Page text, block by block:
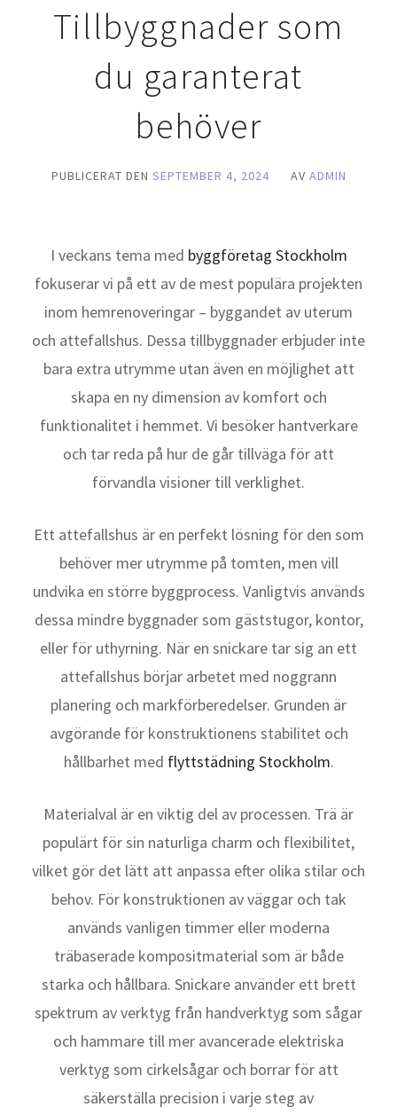
Tillbyggnader som
du garanterat
behöver
PUBLICERAT DEN SEPTEMBER 4, 2024 AV ADMIN
I veckans tema med byggföretag Stockholm
fokuserar vi på ett av de mest populära projekten
inom hemrenoveringar – byggandet av uterum
och attefallshus. Dessa tillbyggnader erbjuder inte
bara extra utrymme utan även en möjlighet att
skapa en ny dimension av komfort och
funktionalitet i hemmet. Vi besöker hantverkare
och tar reda på hur de går tillväga för att
förvandla visioner till verklighet.
Ett attefallshus är en perfekt lösning för den som
behöver mer utrymme på tomten, men vill
undvika en större byggprocess. Vanligtvis används
dessa mindre byggnader som gäststugor, kontor,
eller för uthyrning. När en snickare tar sig an ett
attefallshus börjar arbetet med noggrann
planering och markförberedelser. Grunden är
avgörande för konstruktionens stabilitet och
hållbarhet med flyttstädning Stockholm.
Materialval är en viktig del av processen. Trä är
populärt för sin naturliga charm och flexibilitet,
vilket gör det lätt att anpassa efter olika stilar och
behov. För konstruktionen av väggar och tak
används vanligen timmer eller moderna
träbaserade kompositmaterial som är både
starka och hållbara. Snickare använder ett brett
spektrum av verktyg från handverktyg som sågar
och hammare till mer avancerade elektriska
verktyg som cirkelsågar och borrar för att
säkerställa precision i varje steg av